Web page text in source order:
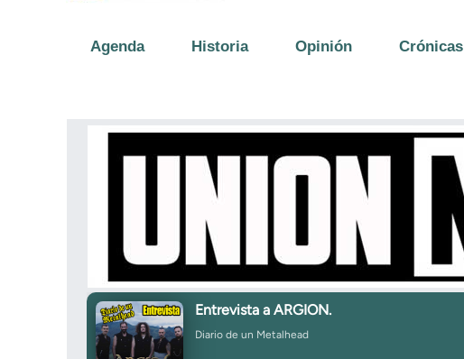
Agenda Historia Opinión Crónicas